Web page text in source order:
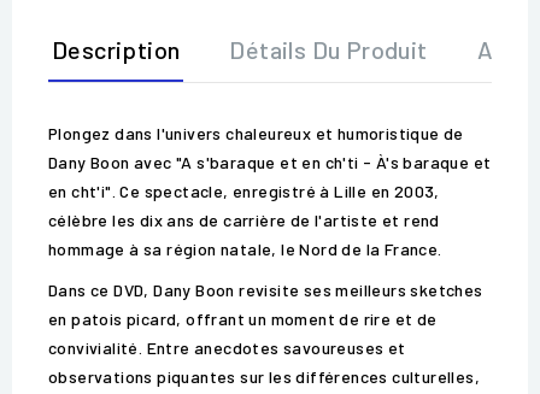
Description Détails Du Produit Avis
Plongez dans l'univers chaleureux et humoristique de
Dany Boon avec "A s'baraque et en ch'ti - À's baraque et
en cht'i". Ce spectacle, enregistré à Lille en 2003,
célèbre les dix ans de carrière de l'artiste et rend
hommage à sa région natale, le Nord de la France.
Dans ce DVD, Dany Boon revisite ses meilleurs sketches
en patois picard, offrant un moment de rire et de
convivialité. Entre anecdotes savoureuses et
observations piquantes sur les différences culturelles,